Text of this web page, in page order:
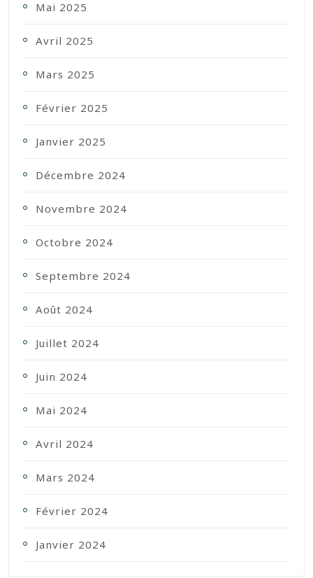
Mai 2025
Avril 2025
Mars 2025
Février 2025
Janvier 2025
Décembre 2024
Novembre 2024
Octobre 2024
Septembre 2024
Août 2024
Juillet 2024
Juin 2024
Mai 2024
Avril 2024
Mars 2024
Février 2024
Janvier 2024